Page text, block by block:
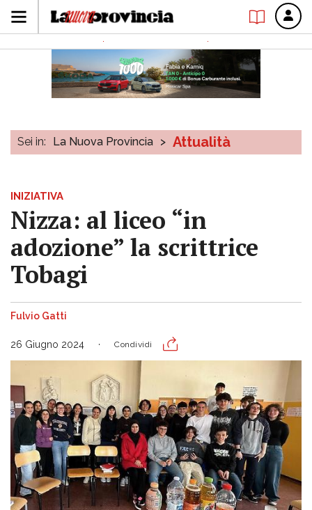
Sei in: La Nuova Provincia > Attualità
INIZIATIVA
Nizza: al liceo “in
adozione” la scrittrice
Tobagi
Fulvio Gatti
26 Giugno 2024 Condividi